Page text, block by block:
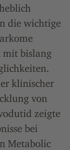
die wichtige
mit bislang
klinischer
von
zeigte
bei
Metabolic